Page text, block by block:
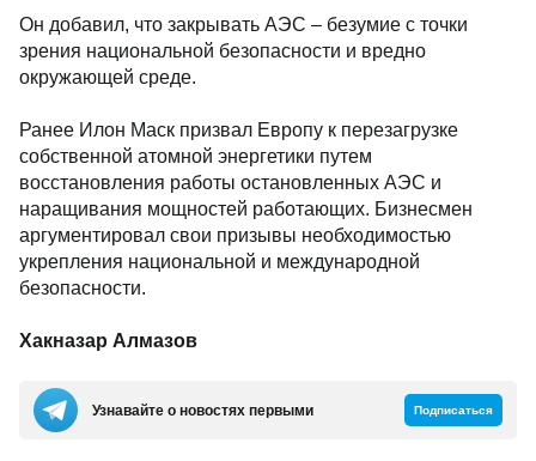
Он добавил, что закрывать АЭС – безумие с точки
зрения национальной безопасности и вредно
окружающей среде.
Ранее Илон Маск призвал Европу к перезагрузке
собственной атомной энергетики путем
восстановления работы остановленных АЭС и
наращивания мощностей работающих. Бизнесмен
аргументировал свои призывы необходимостью
укрепления национальной и международной
безопасности.
Хакназар Алмазов
Узнавайте о новостях первыми Подписаться